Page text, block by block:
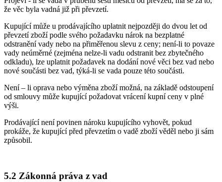
že věc byla vadná již při převzetí.
Kupující může u prodávajícího uplatnit nejpozději do dvou let od
převzetí zboží podle svého požadavku nárok na bezplatné
odstranění vady nebo na přiměřenou slevu z ceny; není-li to povaze
vady neúměrné (zejména nelze-li vadu odstranit bez zbytečného
odkladu), lze uplatnit požadavek na dodání nové věci bez vad nebo
nové součásti bez vad, týká-li se vada pouze této součásti.
Není – li oprava nebo výměna zboží možná, na základě odstoupení
od smlouvy může kupující požadovat vrácení kupní ceny v plné
výši.
Prodávající není povinen nároku kupujícího vyhovět, pokud
prokáže, že kupující před převzetím o vadě zboží věděl nebo ji sám
způsobil.
5.2 Zákonná práva z vad